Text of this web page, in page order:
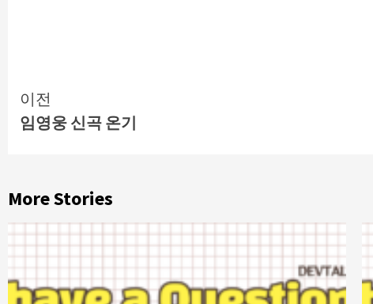
Continue
Reading
이전
임영웅 신곡 온기
More Stories